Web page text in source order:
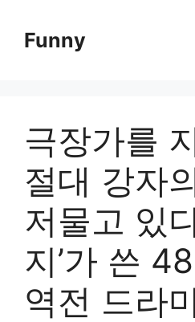
contentFunny
극장가를
절대 강자
저물고 있
지’가 쓴
역전 드라